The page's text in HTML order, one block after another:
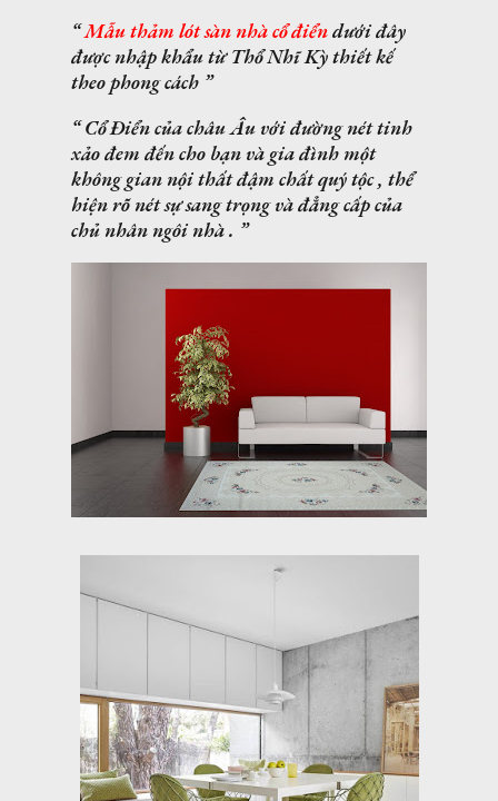
Mẫu thảm lót sàn nhà cổ điểndưới đây
được nhập khẩu từ Thổ Nhĩ Kỳ thiết kế
theo phong cách
Cổ Điển của châu Âu với đường nét tinh
xảo đem đến cho bạn và gia đình một
không gian nội thất đậm chất quý tộc , thể
hiện rõ nét sự sang trọng và đẳng cấp của
chủ nhân ngôi nhà .